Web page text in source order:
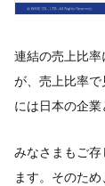
連結の売上比
が、売上比率
には日本の企業
みなさまもご
ます。そのた